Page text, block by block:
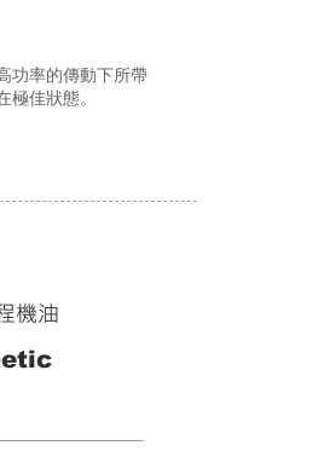
功率的傳動下所帶
佳狀態。
機油